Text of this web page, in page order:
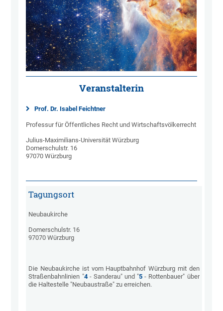
Veranstalterin
Prof. Dr. Isabel Feichtner
Professur für Öffentliches Recht und Wirtschaftsvölkerrecht
Julius-Maximilians-Universität Würzburg
Domerschulstr. 16
97070 Würzburg
Tagungsort
Neubaukirche
Domerschulstr. 16
97070 Würzburg
Die Neubaukirche ist vom Hauptbahnhof Würzburg mit den
Straßenbahnlinien "4 - Sanderau" und "5- Rottenbauer" über
die Haltestelle "Neubaustraße" zu erreichen.